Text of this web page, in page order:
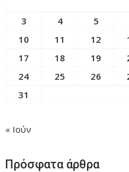
3
4 5
10
11 12
17
18 19
24
25 26
31
« Ιούν
Πρόσφατα άρθρα